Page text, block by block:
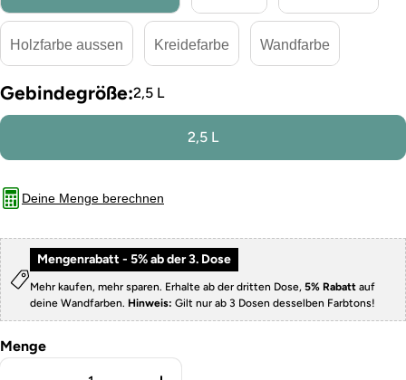
Holzfarbe aussen Kreidefarbe Wandfarbe
Gebindegröße:2,5 L
2,5 L
Deine Menge berechnen
Mengenrabatt - 5% ab der 3. Dose
Mehr kaufen, mehr sparen. Erhalte ab der dritten Dose, 5% Rabatt auf
deine Wandfarben. Hinweis: Gilt nur ab 3 Dosen desselben Farbtons!
Menge